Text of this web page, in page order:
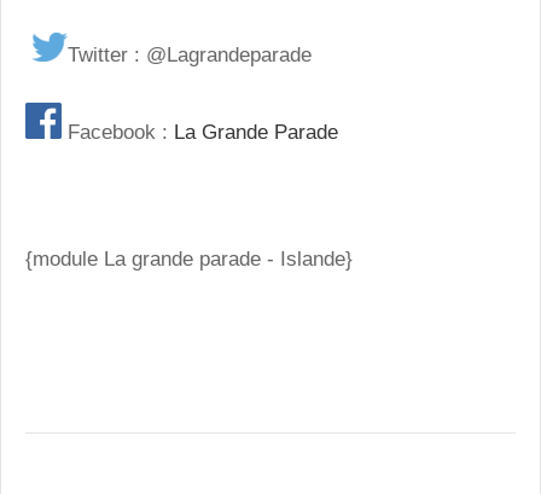
Twitter : @Lagrandeparade
Facebook : La Grande Parade
{module La grande parade - Islande}